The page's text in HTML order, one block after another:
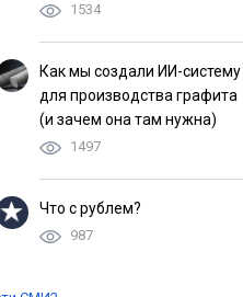
1534
Как мы создали ИИ-систему
для производства графита
(и зачем она там нужна)
1497
Что с рублем?
987